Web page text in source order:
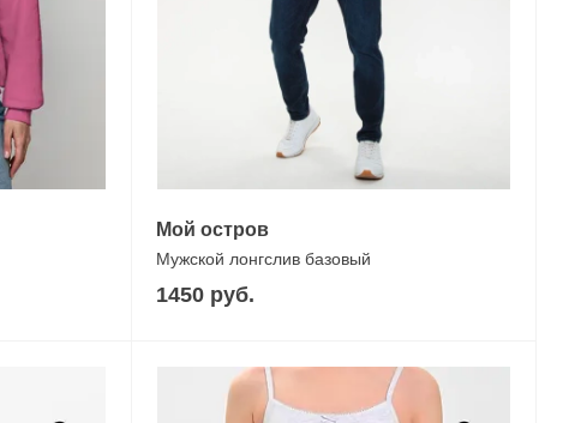
Мой остров
Мужской лонгслив базовый
1450 руб.